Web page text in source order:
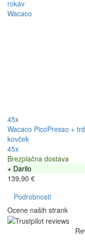
45x
Wacaco PicoPresso +
kovček
45x
Brezplačna dostava
+ Darilo
139,90 €
Podrobnosti
Ocene naših strank